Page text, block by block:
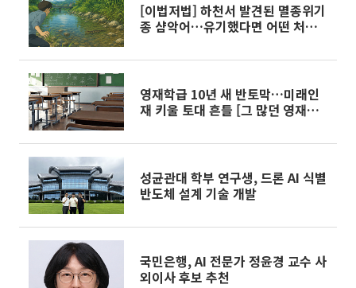
[이법저법] 하천서 발견된 멸종위기
종 샴악어…유기했다면 어떤 처벌
영재학급 10년 새 반토막…미래인
재 키울 토대 흔들 [그 많던 영재는
성균관대 학부 연구생, 드론 AI 식별
반도체 설계 기술 개발
국민은행, AI 전문가 정윤경 교수 사
외이사 후보 추천